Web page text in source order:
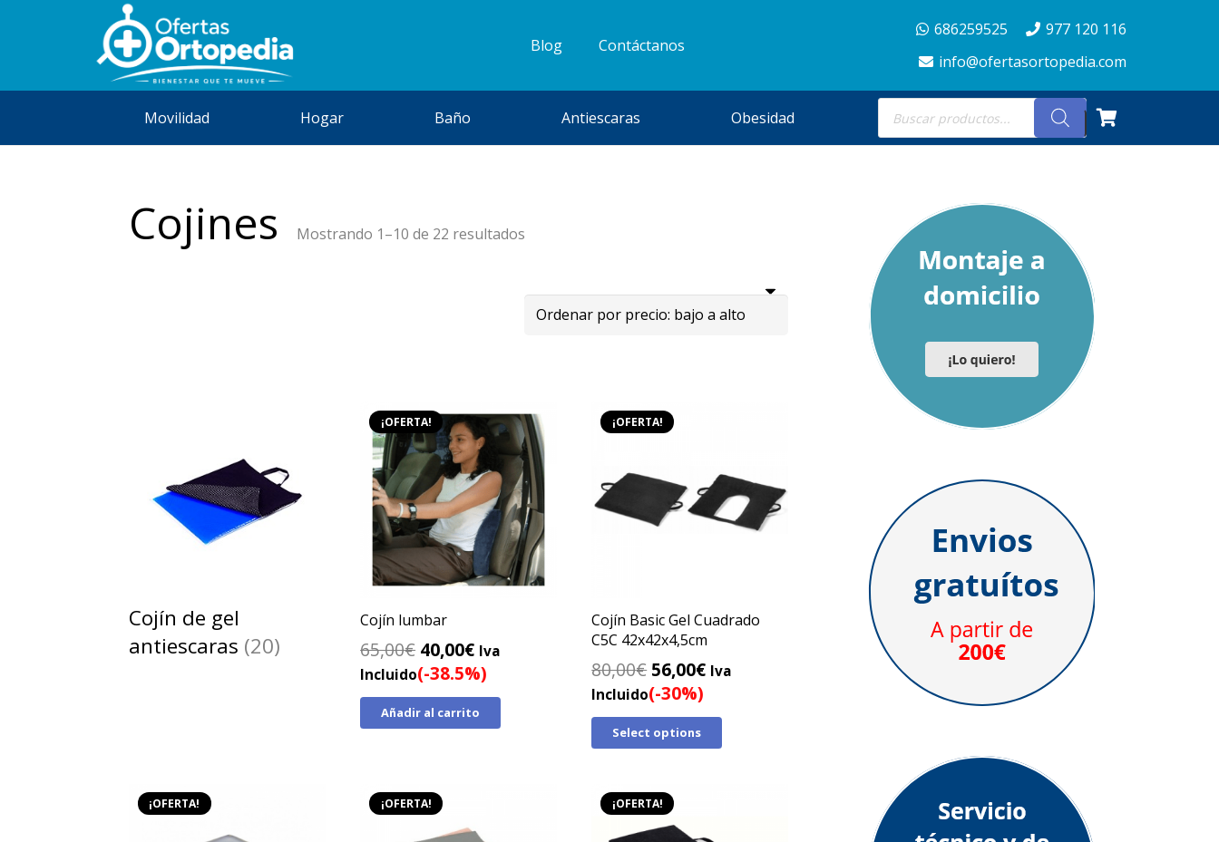
Blog Contáctanos
686259525
977 120 116
info@ofertasortopedia.com
Movilidad Hogar Baño Antiescaras Obesidad
Búsqueda
de
productos
Cojines Mostrando 1–10 de 22 resultados
bajo
Cojín de gel
antiescaras (20)
¡OFERTA!
Cojín lumbar
65,00€ El
precio
original
era:
40,00€El
precio
actual
es:
Iva
Incluido(-38.5%)
Añadir al carrito
¡OFERTA!
Cojín Basic Gel Cuadrado
C5C 42x42x4,5cm
80,00€ El
precio
original
era:
56,00€El
actual
Iva
Incluido(-30%)
Select options
¡OFERTA! ¡OFERTA! ¡OFERTA!